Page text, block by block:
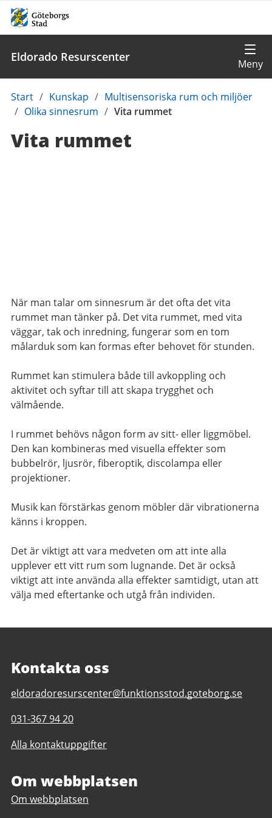
Eldorado Resurscenter
Du
är
Start / Kunskap / Multisensoriska rum och miljöer
/ Olika sinnesrum / Vita rummet
Vita rummet
När man talar om sinnesrum är det ofta det vita
rummet man tänker på. Det vita rummet, med vita
väggar, tak och inredning, fungerar som en tom
målarduk som kan formas efter behovet för stunden.
Rummet kan stimulera både till avkoppling och
aktivitet och syftar till att skapa trygghet och
välmående.
I rummet behövs någon form av sitt- eller liggmöbel.
Den kan kombineras med visuella effekter som
bubbelrör, ljusrör, fiberoptik, discolampa eller
projektioner.
Musik kan förstärkas genom möbler där vibrationerna
känns i kroppen.
Det är viktigt att vara medveten om att inte alla
upplever ett vitt rum som lugnande. Det är också
viktigt att inte använda alla effekter samtidigt, utan att
välja med eftertanke och utgå från individen.
Kontakta oss
E-
till
Eldorado
Resurscenter
eldoradoresurscenter@funktionsstod.goteborg.se
Telefonnummer
Eldorado
031-367 94 20
Alla kontaktuppgifter
Om webbplatsen
Om webbplatsen